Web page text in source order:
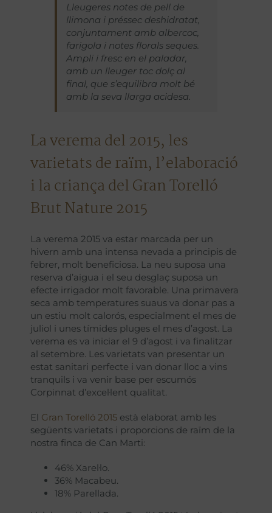
Lleugeres notes de pell de
llimona i préssec deshidratat,
conjuntament amb albercoc,
farigola i notes florals seques.
Ampli i fresc en el paladar,
amb un lleuger toc dolç al
final, que s’equilibra molt bé
amb la seva llarga acidesa.
La verema del 2015, les
varietats de raïm, l’elaboració
i la criança del Gran Torelló
Brut Nature 2015
La verema 2015 va estar marcada per un
hivern amb una intensa nevada a principis de
febrer, molt beneficiosa. La neu suposa una
reserva d’aigua i el seu desglaç suposa un
efecte irrigador molt favorable. Una primavera
seca amb temperatures suaus va donar pas a
un estiu molt calorós, especialment el mes de
juliol i unes tímides pluges el mes d’agost. La
verema es va iniciar el 9 d’agost i va finalitzar
al setembre. Les varietats van presentar un
estat sanitari perfecte i van donar lloc a vins
tranquils i va venir base per escumós
Corpinnat d’excel·lent qualitat.
El Gran Torelló 2015està elaborat amb les
següents varietats i proporcions de raïm de la
nostra finca de Can Marti:
46% Xarel·lo.
36% Macabeu.
18% Parellada.